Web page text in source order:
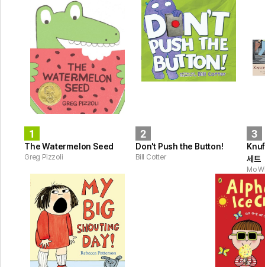
1
The Watermelon Seed
Greg Pizzoli
2
Don't Push the Button!
Bill Cotter
3
세트
Mo